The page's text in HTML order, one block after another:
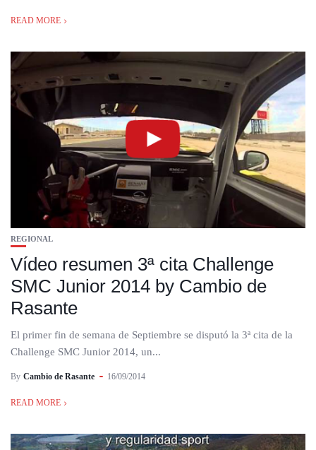
READ MORE
REGIONAL
Vídeo resumen 3ª cita Challenge
SMC Junior 2014 by Cambio de
Rasante
El primer fin de semana de Septiembre se disputó la 3ª cita de la
Challenge SMC Junior 2014, un...
By Cambio de Rasante 16/09/2014
READ MORE